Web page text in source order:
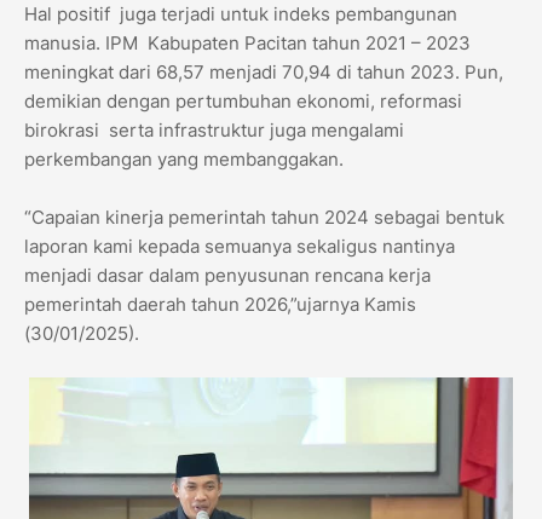
Hal positif juga terjadi untuk indeks pembangunan
manusia. IPM Kabupaten Pacitan tahun 2021 – 2023
meningkat dari 68,57 menjadi 70,94 di tahun 2023. Pun,
demikian dengan pertumbuhan ekonomi, reformasi
birokrasi serta infrastruktur juga mengalami
perkembangan yang membanggakan.
“Capaian kinerja pemerintah tahun 2024 sebagai bentuk
laporan kami kepada semuanya sekaligus nantinya
menjadi dasar dalam penyusunan rencana kerja
pemerintah daerah tahun 2026,”ujarnya Kamis
(30/01/2025).